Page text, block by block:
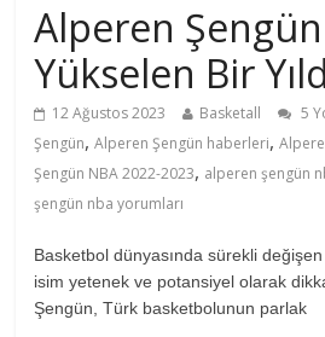
Alperen Şengün
Yükselen Bir
12 Ağustos 2023 Basketall 5
Şengün,Alperen Şengün haberleri,
Şengün NBA 2022-2023, alperen şengün
şengün nba yorumları
Basketbol dünyasında sürekli
isim yetenek ve potansiyel olarak
Şengün, Türk basketbolunun parlak